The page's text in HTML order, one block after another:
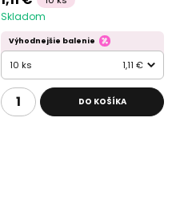
Skladom
Výhodnejšie balenie
10 ks 1,11 €
DO KOŠÍKA